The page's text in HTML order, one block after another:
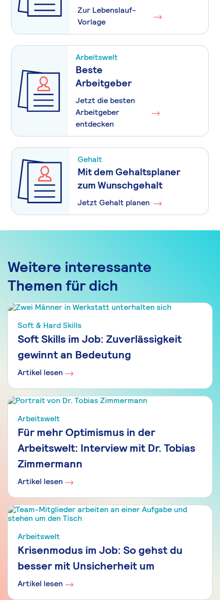
Zur Lebenslauf-
Vorlage
Arbeitswelt
Beste
Arbeitgeber
Jetzt die besten
Arbeitgeber
entdecken
Gehalt
Mit dem Gehaltsplaner
zum Wunschgehalt
Jetzt Gehalt planen
Weitere interessante
Themen für dich
Soft & Hard Skills
Soft Skills im Job: Zuverlässigkeit
gewinnt an Bedeutung
Artikel lesen
Arbeitswelt
Für mehr Optimismus in der
Arbeitswelt: Interview mit Dr. Tobias
Zimmermann
Artikel lesen
Arbeitswelt
Krisenmodus im Job: So gehst du
besser mit Unsicherheit um
Artikel lesen